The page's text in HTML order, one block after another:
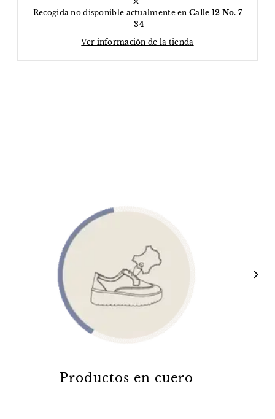
Recogida no disponible actualmente enCalle 12 No. 7
-34
Ver información de la tienda
Productos en cuero